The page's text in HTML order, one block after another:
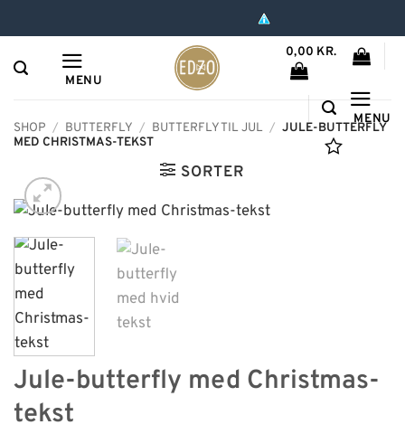
til
indhold
MENU
0,00 KR.
MENU
SHOP / BUTTERFLY / BUTTERFLY TIL JUL / JULE-BUTTERFLY
MED CHRISTMAS-TEKST
SORTER
Jule-butterfly med Christmas-
tekst